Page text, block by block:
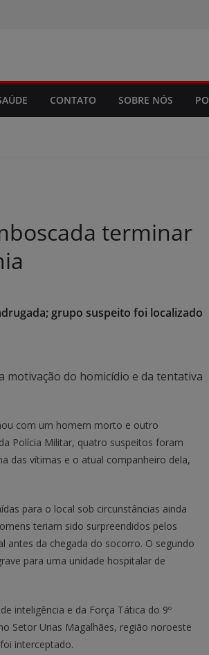
CONTATO SOBRE NÓS
terminar
grupo suspeito foi localizado
motivação do homicídio e da tentativa
com um homem morto e outro
Polícia Militar, quatro suspeitos foram
das vítimas e o atual companheiro dela,
para o local sob circunstâncias ainda
teriam sido surpreendidos pelos
antes da chegada do socorro. O segundo
para uma unidade hospitalar de
inteligência e da Força Tática do 9º
Setor Urias Magalhães, região noroeste
interceptado.